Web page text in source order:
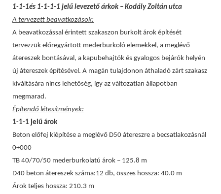
1-1-1és 1-1-1-1 jelű levezető árkok – Kodály Zoltán utca
A tervezett beavatkozások:
A beavatkozással érintett szakaszon burkolt árok építését
tervezzük előregyártott mederburkoló elemekkel, a meglévő
átereszek bontásával, a kapubehajtók és gyalogos bejárók helyén
új átereszek építésével. A magán tulajdonon áthaladó zárt szakasz
kiváltására nincs lehetőség, így az változatlan állapotban
megmarad.
Építendő létesítmények:
1-1-1 jelű árok
Beton előfej kiépítése a meglévő D50 átereszre a becsatlakozásnál
0+000
TB 40/70/50 mederburkolatú árok – 125.8 m
D40 beton átereszek száma:12 db, összes hossza: 40.0 m
Árok teljes hossza: 210.3 m